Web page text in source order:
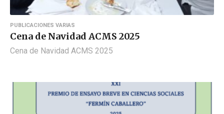
PUBLICACIONES VARIAS
Cena de Navidad ACMS 2025
Cena de Navidad ACMS 2025